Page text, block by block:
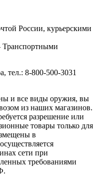
России, курьерскими
Транспортными
тел.: 8-800-500-3031
все виды оружия, вы
из наших магазинов.
разрешение или
товары только для
в
сети при
требованиями